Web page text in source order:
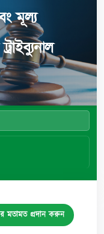
মূল্য
মতামত প্রদান করুন